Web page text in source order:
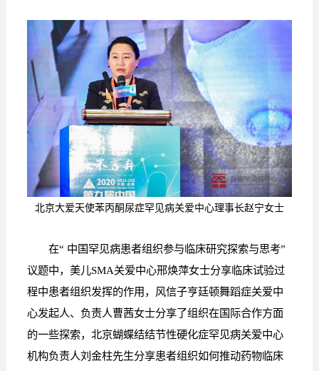
北京大爱天使苯丙酮尿症罕见病关爱中心理事长赵宁女士
在“ 中国罕见病患者组织参与临床研究探索与思考”
议题中，美儿SMA关爱中心邢焕萍女士分享临床试验过
程中患者组织发挥的作用，风信子亨廷顿舞蹈症关爱中
心发起人、负责人曹茜女士分享了组织在国际合作方面
的一些探索，北京蝴蝶结结节性硬化症罕见病关爱中心
机构负责人刘金柱先生分享患者组织如何推动药物临床